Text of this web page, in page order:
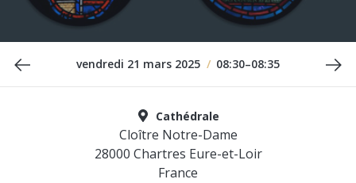
Date précédente
vendredi 21 mars 2025 / 08:30–08:35
Cathédrale
Cloître Notre-Dame
28000 Chartres Eure-et-Loir
France